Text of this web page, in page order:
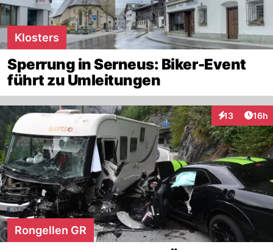
Klosters
Sperrung in Serneus: Biker-Event
führt zu Umleitungen
13
Interaktionen
16h
Rongellen GR